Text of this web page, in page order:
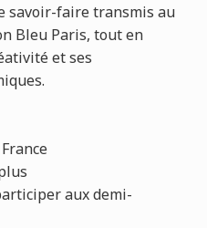
savoir-faire transmis au
Bleu Paris, tout en
et ses
aux demi-